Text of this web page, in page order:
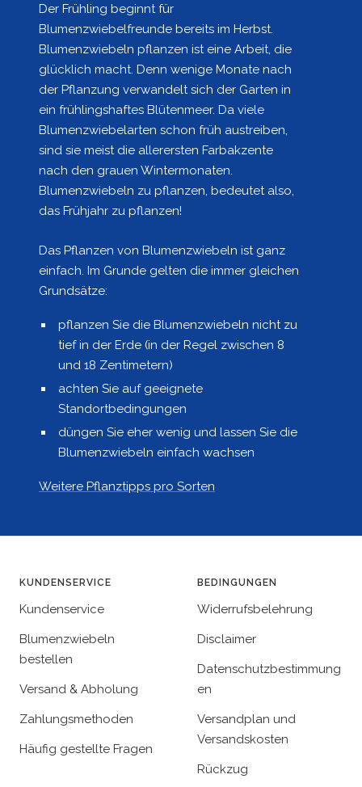
Der Frühling beginnt für
Blumenzwiebelfreunde bereits im Herbst.
Blumenzwiebeln pflanzen ist eine Arbeit, die
glücklich macht. Denn wenige Monate nach
der Pflanzung verwandelt sich der Garten in
ein frühlingshaftes Blütenmeer. Da viele
Blumenzwiebelarten schon früh austreiben,
sind sie meist die allerersten Farbakzente
nach den grauen Wintermonaten.
Blumenzwiebeln zu pflanzen, bedeutet also,
das Frühjahr zu pflanzen!
Das Pflanzen von Blumenzwiebeln ist ganz
einfach. Im Grunde gelten die immer gleichen
Grundsätze:
pflanzen Sie die Blumenzwiebeln nicht zu
tief in der Erde (in der Regel zwischen 8
und 18 Zentimetern)
achten Sie auf geeignete
Standortbedingungen
düngen Sie eher wenig und lassen Sie die
Blumenzwiebeln einfach wachsen
Weitere Pflanztipps pro Sorten
KUNDENSERVICE
Kundenservice
Blumenzwiebeln
bestellen
Versand & Abholung
Zahlungsmethoden
Häufig gestellte Fragen
BEDINGUNGEN
Widerrufsbelehrung
Disclaimer
Datenschutzbestimmung
en
Versandplan und
Versandskosten
Rückzug